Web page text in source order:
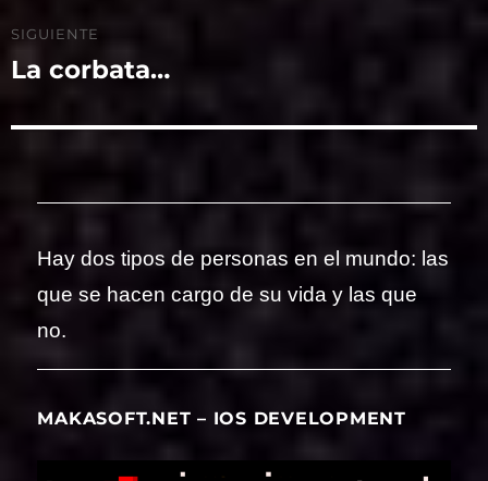
SIGUIENTE
Entrada
La corbata…
Hay dos tipos de personas en el mundo: las
que se hacen cargo de su vida y las que
no.
MAKASOFT.NET – IOS DEVELOPMENT